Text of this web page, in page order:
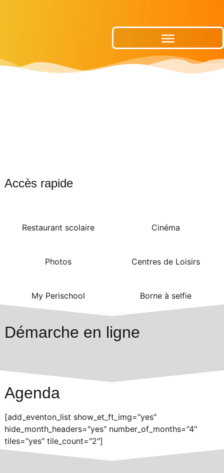
Accès rapide
Restaurant scolaire Cinéma
Photos Centres de Loisirs
My Perischool Borne à selfie
Démarche en ligne
Agenda
[add_eventon_list show_et_ft_img="yes"
hide_month_headers="yes" number_of_months="4"
tiles="yes" tile_count="2"]